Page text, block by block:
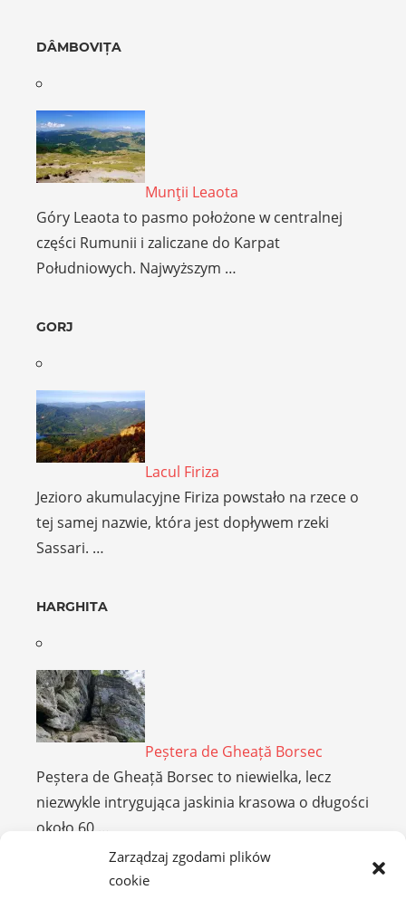
Zarządzaj zgodami plików
cookie
DÂMBOVIȚA
Munţii Leaota
Góry Leaota to pasmo położone w centralnej
części Rumunii i zaliczane do Karpat
Południowych. Najwyższym …
GORJ
Lacul Firiza
Jezioro akumulacyjne Firiza powstało na rzece o
tej samej nazwie, która jest dopływem rzeki
Sassari. …
HARGHITA
Peștera de Gheață Borsec
Peștera de Gheață Borsec to niewielka, lecz
niezwykle intrygująca jaskinia krasowa o długości
około 60 …
HUNEDOARA